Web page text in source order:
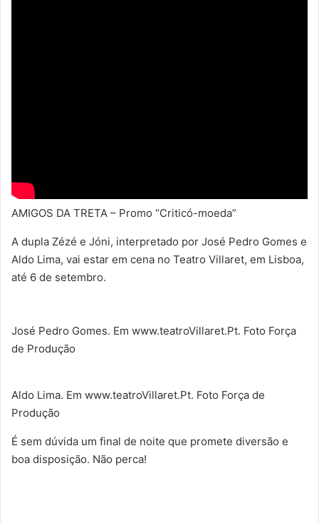
AMIGOS DA TRETA – Promo “Criticó-moeda”
A dupla Zézé e Jóni, interpretado por José Pedro Gomes e
Aldo Lima, vai estar em cena no Teatro Villaret, em Lisboa,
até 6 de setembro.
José Pedro Gomes. Em www.teatroVillaret.Pt. Foto Força
de Produção
Aldo Lima. Em www.teatroVillaret.Pt. Foto Força de
Produção
É sem dúvida um final de noite que promete diversão e
boa disposição. Não perca!